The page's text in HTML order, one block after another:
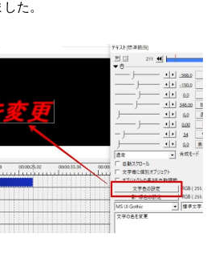
た。